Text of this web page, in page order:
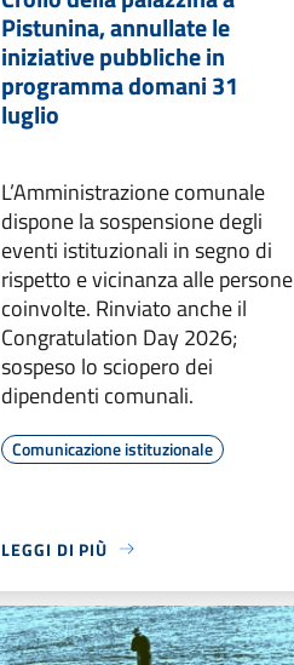
Pistunina, annullate le
iniziative pubbliche in
programma domani 31
luglio
L’Amministrazione comunale
dispone la sospensione degli
eventi istituzionali in segno di
rispetto e vicinanza alle persone
coinvolte. Rinviato anche il
Congratulation Day 2026;
sospeso lo sciopero dei
dipendenti comunali.
Comunicazione istituzionale
LEGGI DI PIÙ